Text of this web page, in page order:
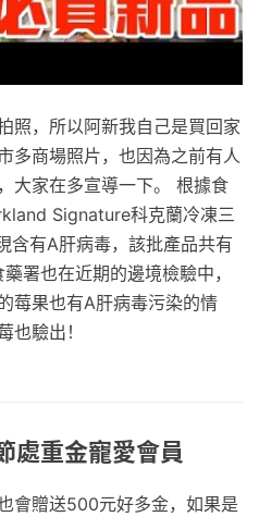
照，所以阿新我自己是買回家
多商場照片，也因為之前有人
大家在多宣導一下。 根據食
Signature科克蘭冷凍三
含有A肝病毒，該批產品共有
署也在近期的邊境檢驗中，
莓果也有A肝病毒污染的情
也驗出！
處重金寵愛會員
會贈送500元好多金，如果是